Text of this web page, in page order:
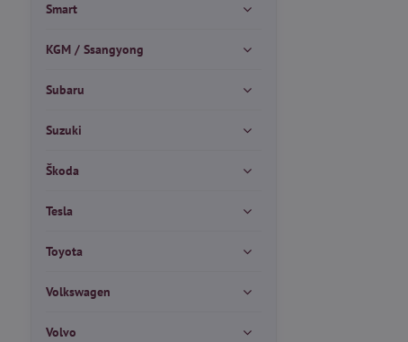
Smart
KGM / Ssangyong
Subaru
Suzuki
Škoda
Tesla
Toyota
Volkswagen
Volvo